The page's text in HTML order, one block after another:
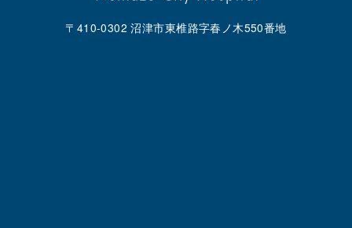
〒410-0302 沼津市東椎路字春ノ木550番地